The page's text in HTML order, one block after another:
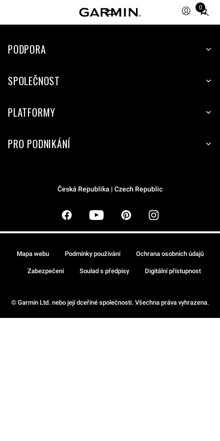
0
Total
items
cart:
PODPORA
SPOLEČNOST
PLATFORMY
PRO PODNIKÁNÍ
Česká Republika | Czech Republic
© Garmin Ltd. nebo její dceřiné společnosti. Všechna práva vyhrazena.
Mapa webu Podmínky používání Ochrana osobních údajů
Zabezpečení Soulad s předpisy Digitální přístupnost